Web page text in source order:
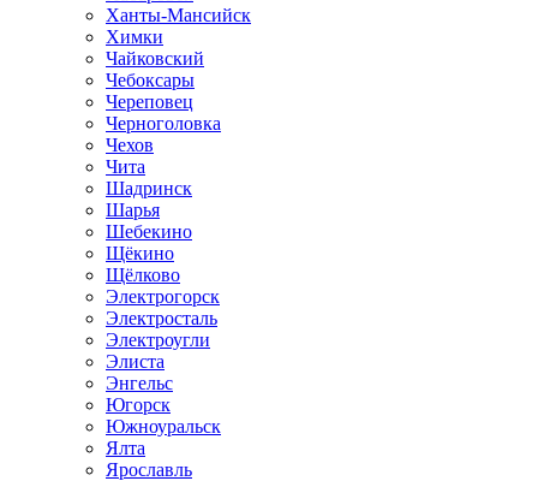
Ханты-Мансийск
Химки
Чайковский
Чебоксары
Череповец
Черноголовка
Чехов
Чита
Шадринск
Шарья
Шебекино
Щёкино
Щёлково
Электрогорск
Электросталь
Электроугли
Элиста
Энгельс
Югорск
Южноуральск
Ялта
Ярославль